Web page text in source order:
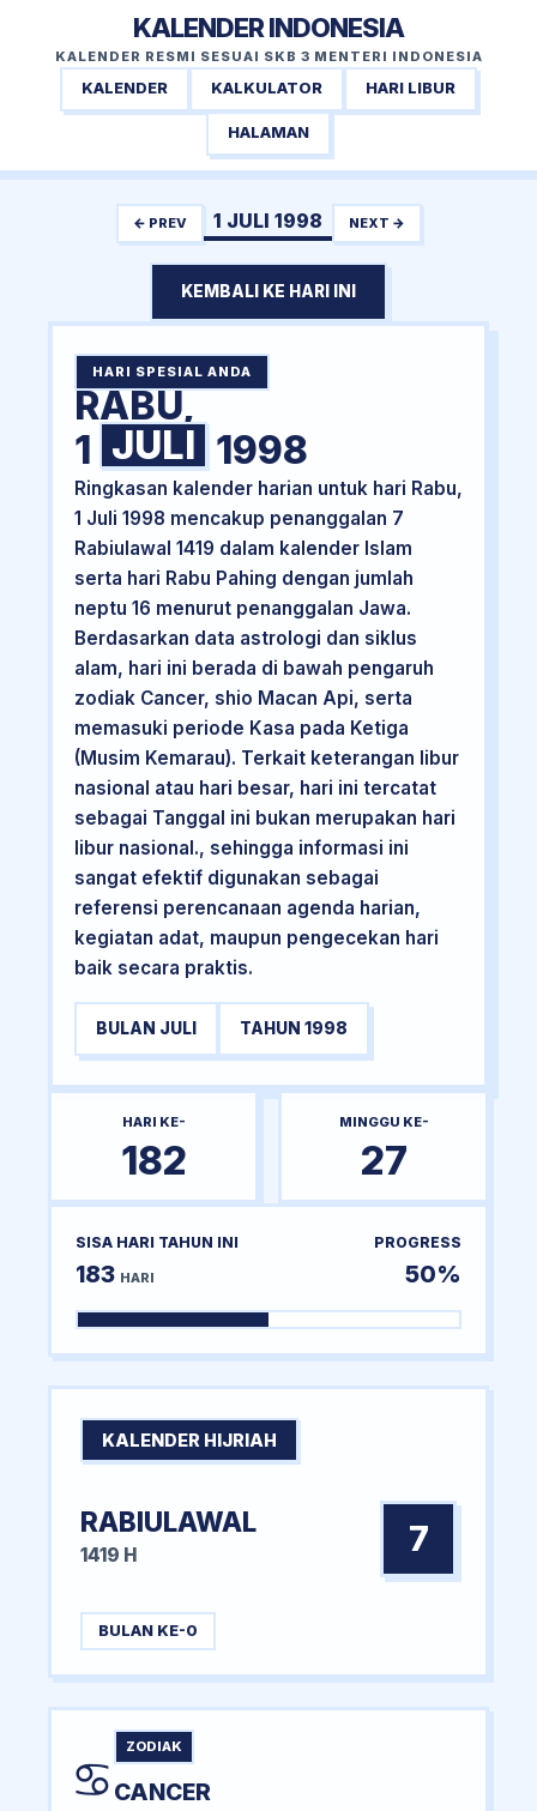
KALENDER INDONESIA
KALENDER RESMI SESUAI SKB 3 MENTERI INDONESIA
KALENDER KALKULATOR HARI LIBUR
HALAMAN
← PREV 1 JULI 1998 NEXT →
KEMBALI KE HARI INI
HARI SPESIAL ANDA
RABU,
1 JULI 1998
Ringkasan kalender harian untuk hari Rabu,
1 Juli 1998 mencakup penanggalan 7
Rabiulawal 1419 dalam kalender Islam
serta hari Rabu Pahing dengan jumlah
neptu 16 menurut penanggalan Jawa.
Berdasarkan data astrologi dan siklus
alam, hari ini berada di bawah pengaruh
zodiak Cancer, shio Macan Api, serta
memasuki periode Kasa pada Ketiga
(Musim Kemarau). Terkait keterangan libur
nasional atau hari besar, hari ini tercatat
sebagai Tanggal ini bukan merupakan hari
libur nasional., sehingga informasi ini
sangat efektif digunakan sebagai
referensi perencanaan agenda harian,
kegiatan adat, maupun pengecekan hari
baik secara praktis.
BULAN JULI TAHUN 1998
HARI KE-
182
MINGGU KE-
27
SISA HARI TAHUN INI
183 HARI
PROGRESS
50%
KALENDER HIJRIAH
RABIULAWAL
1419 H 7
BULAN KE-0
♋
ZODIAK
CANCER